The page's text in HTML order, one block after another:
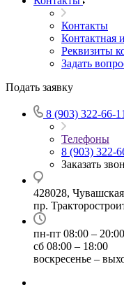
Контакты
Контактная
Реквизиты
Задать
Подать заявку
8 (903) 322-66-11
Телефоны
8 (903) 322-
Заказать
428028,
пр.
пн-пт 08:00 – 20:00
сб 08:00 – 18:00
воскресенье –